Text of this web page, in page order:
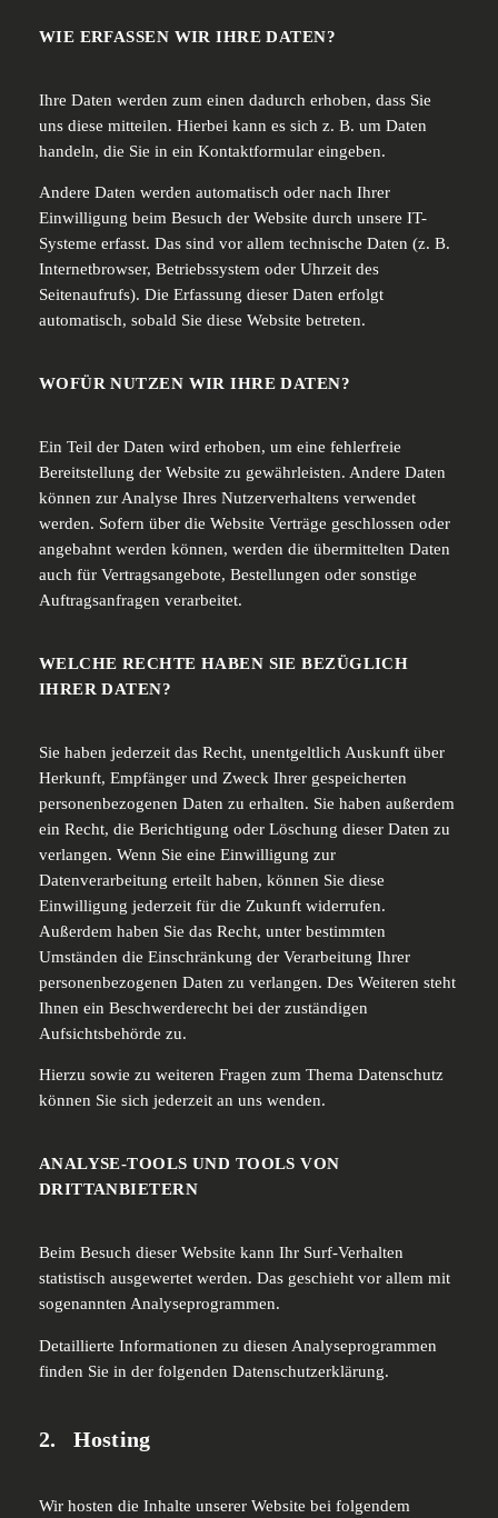
WIE ERFASSEN WIR IHRE DATEN?
Ihre Daten werden zum einen dadurch erhoben, dass Sie
uns diese mitteilen. Hierbei kann es sich z. B. um Daten
handeln, die Sie in ein Kontaktformular eingeben.
Andere Daten werden automatisch oder nach Ihrer
Einwilligung beim Besuch der Website durch unsere IT-
Systeme erfasst. Das sind vor allem technische Daten (z. B.
Internetbrowser, Betriebssystem oder Uhrzeit des
Seitenaufrufs). Die Erfassung dieser Daten erfolgt
automatisch, sobald Sie diese Website betreten.
WOFÜR NUTZEN WIR IHRE DATEN?
Ein Teil der Daten wird erhoben, um eine fehlerfreie
Bereitstellung der Website zu gewährleisten. Andere Daten
können zur Analyse Ihres Nutzerverhaltens verwendet
werden. Sofern über die Website Verträge geschlossen oder
angebahnt werden können, werden die übermittelten Daten
auch für Vertragsangebote, Bestellungen oder sonstige
Auftragsanfragen verarbeitet.
WELCHE RECHTE HABEN SIE BEZÜGLICH
IHRER DATEN?
Sie haben jederzeit das Recht, unentgeltlich Auskunft über
Herkunft, Empfänger und Zweck Ihrer gespeicherten
personenbezogenen Daten zu erhalten. Sie haben außerdem
ein Recht, die Berichtigung oder Löschung dieser Daten zu
verlangen. Wenn Sie eine Einwilligung zur
Datenverarbeitung erteilt haben, können Sie diese
Einwilligung jederzeit für die Zukunft widerrufen.
Außerdem haben Sie das Recht, unter bestimmten
Umständen die Einschränkung der Verarbeitung Ihrer
personenbezogenen Daten zu verlangen. Des Weiteren steht
Ihnen ein Beschwerderecht bei der zuständigen
Aufsichtsbehörde zu.
Hierzu sowie zu weiteren Fragen zum Thema Datenschutz
können Sie sich jederzeit an uns wenden.
ANALYSE-TOOLS UND TOOLS VON
DRITTANBIETERN
Beim Besuch dieser Website kann Ihr Surf-Verhalten
statistisch ausgewertet werden. Das geschieht vor allem mit
sogenannten Analyseprogrammen.
Detaillierte Informationen zu diesen Analyseprogrammen
finden Sie in der folgenden Datenschutzerklärung.
2. Hosting
Wir hosten die Inhalte unserer Website bei folgendem